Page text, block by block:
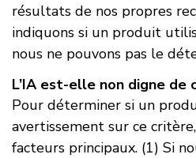
résultats de nos propres
indiquons si un produit
nous ne pouvons pas le
L’IA est-elle non digne de
Pour déterminer si un
avertissement sur ce
facteurs principaux. (1) Si